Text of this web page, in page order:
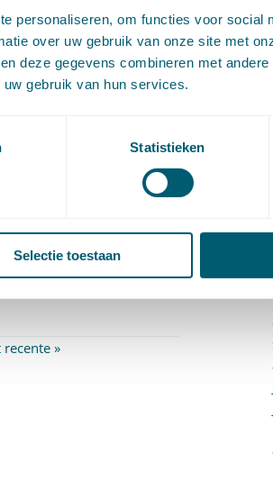
personaliseren, om functies voor social
over uw gebruik van onze site met
deze gegevens combineren met
gebruik van hun services.
Statistieken
Selectie toestaan
beginsel niet het
mediation juridisch blijft
overeengekomen
verplichting
van een
te wenden.
als indien het genomen
bestuursrechter
»